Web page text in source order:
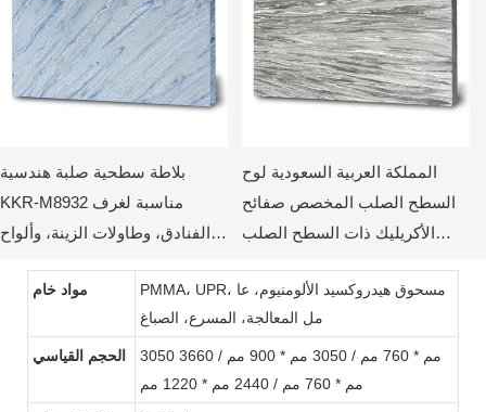
بلاطة سطحية صلبة هندسية
KKR-M8932 مناسبة لغرف
الفنادق، وطاولات الزينة، وألواح
المملكة العربية السعودية لوح
السطح الصلب المخصص صفائح
الأكريليك ذات السطح الصلب
مواد خام
PMMA، UPR، مسحوق هيدروكسيد الألومنيوم، عا
مل المعالجة، المسرع، الصباغ
الحجم القياسي
3050 مم * 760 مم / 3050 مم * 900 مم / 3660
مم * 760 مم / 2440 مم * 1220 مم